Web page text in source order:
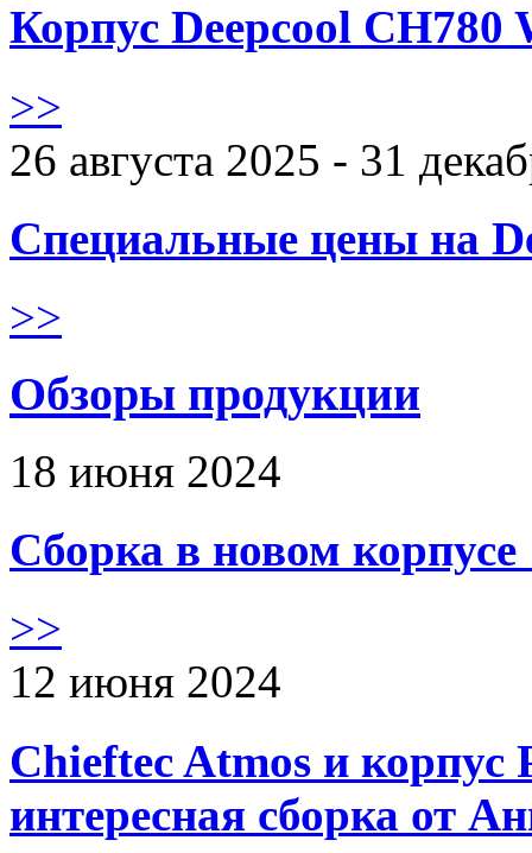
Корпус Deepcool CH780
>>
26 августа 2025 - 31
Специальные цены на
>>
Обзоры продукции
18 июня 2024
Сборка в новом
>>
12 июня 2024
Chieftec Atmos и корпус
интересная сборка от